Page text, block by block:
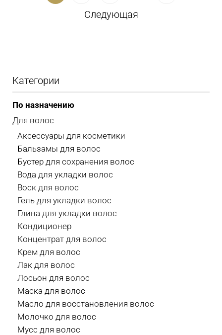
Следующая
Категории
По назначению
Для волос
Аксессуары для косметики
Бальзамы для волос
Бустер для сохранения волос
Вода для укладки волос
Воск для волос
Гель для укладки волос
Глина для укладки волос
Кондиционер
Концентрат для волос
Крем для волос
Лак для волос
Лосьон для волос
Маска для волос
Масло для восстановления волос
Молочко для волос
Мусс для волос